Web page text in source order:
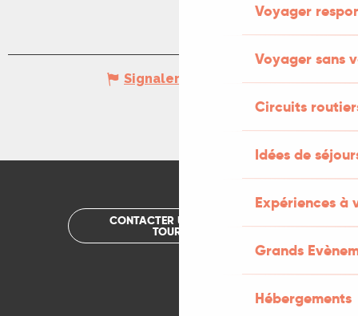
Voyager
Voyager sans
Circuits
Idées de
Expériences à
Grands
Hébergements
Signaler une erreur
CONTACTER UN OFFICE DE
TOURISME